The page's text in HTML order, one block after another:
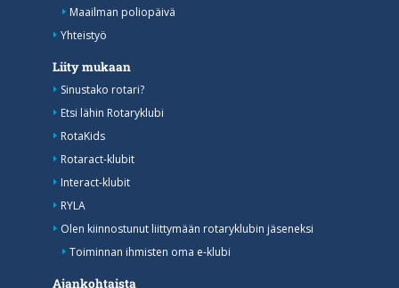
Maailman poliopäivä
Yhteistyö
Liity mukaan
Sinustako rotari?
Etsi lähin Rotaryklubi
RotaKids
Rotaract-klubit
Interact-klubit
RYLA
Olen kiinnostunut liittymään rotaryklubin jäseneksi
Toiminnan ihmisten oma e-klubi
Ajankohtaista